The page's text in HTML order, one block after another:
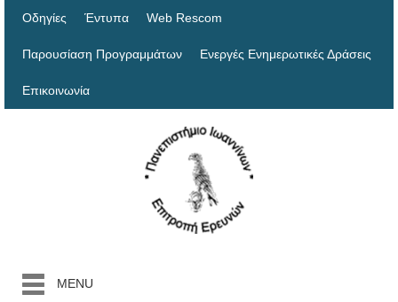
Οδηγίες Έντυπα Web Rescom
Παρουσίαση Προγραμμάτων Ενεργές Ενημερωτικές Δράσεις
Επικοινωνία
MENU